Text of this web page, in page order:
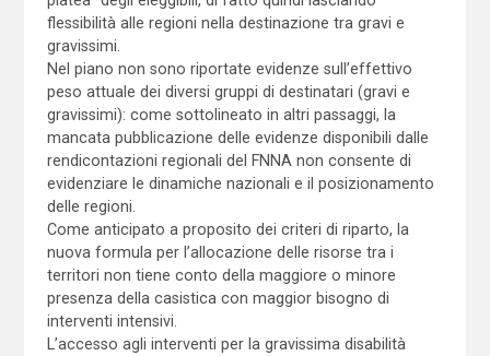
flessibilità alle regioni nella destinazione tra gravi e
gravissimi.
Nel piano non sono riportate evidenze sull’effettivo
peso attuale dei diversi gruppi di destinatari (gravi e
gravissimi): come sottolineato in altri passaggi, la
mancata pubblicazione delle evidenze disponibili dalle
rendicontazioni regionali del FNNA non consente di
evidenziare le dinamiche nazionali e il posizionamento
delle regioni.
Come anticipato a proposito dei criteri di riparto, la
nuova formula per l’allocazione delle risorse tra i
territori non tiene conto della maggiore o minore
presenza della casistica con maggior bisogno di
interventi intensivi.
L’accesso agli interventi per la gravissima disabilità